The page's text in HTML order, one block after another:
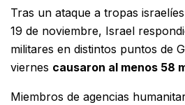
Tras un ataque a tropas
19 de noviembre, Israel
militares en distintos puntos de
viernes causaron al menos 58
Miembros de agencias